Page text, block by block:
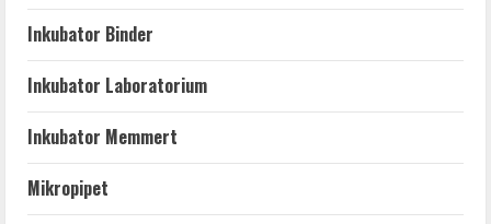
Inkubator Binder
Inkubator Laboratorium
Inkubator Memmert
Mikropipet